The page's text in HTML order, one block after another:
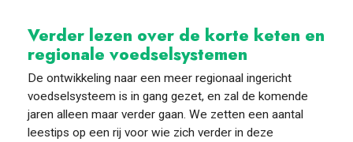
Verder lezen over de korte keten en
regionale voedselsystemen
De ontwikkeling naar een meer regionaal ingericht
voedselsysteem is in gang gezet, en zal de komende
jaren alleen maar verder gaan. We zetten een aantal
leestips op een rij voor wie zich verder in deze